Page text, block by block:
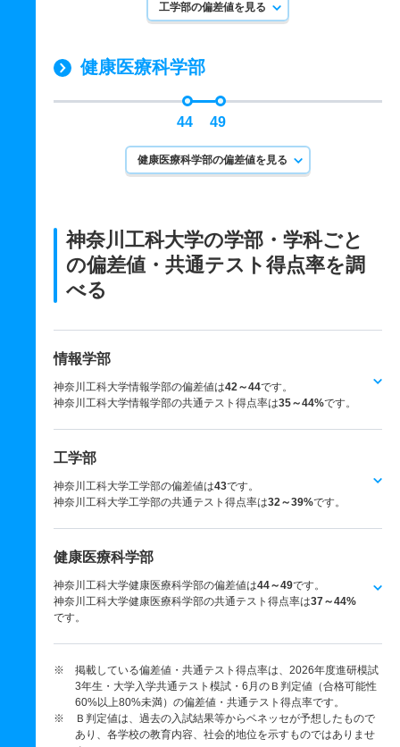
工学部の偏差値を見る
健康医療科学部
44 49
健康医療科学部の偏差値を見る
神奈川工科大学の学部・学科ごと
の偏差値・共通テスト得点率を調
べる
情報学部
神奈川工科大学情報学部の偏差値は42～44です。
神奈川工科大学情報学部の共通テスト得点率は35～44%です。
工学部
神奈川工科大学工学部の偏差値は43です。
神奈川工科大学工学部の共通テスト得点率は32～39%です。
健康医療科学部
神奈川工科大学健康医療科学部の偏差値は44～49です。
神奈川工科大学健康医療科学部の共通テスト得点率は37～44%
です。
※ 掲載している偏差値・共通テスト得点率は、2026年度進研模試
3年生・大学入学共通テスト模試・6月のＢ判定値（合格可能性
60%以上80%未満）の偏差値・共通テスト得点率です。
※ Ｂ判定値は、過去の入試結果等からベネッセが予想したもので
あり、各学校の教育内容、社会的地位を示すものではありませ